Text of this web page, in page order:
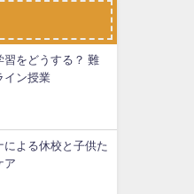
習をどうする？ 難
イン授業
による休校と子供た
ア